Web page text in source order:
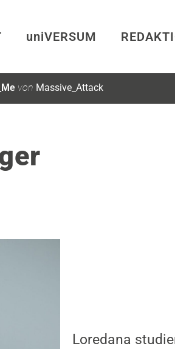
uniVERSUM
von Massive_Attack
Loredana